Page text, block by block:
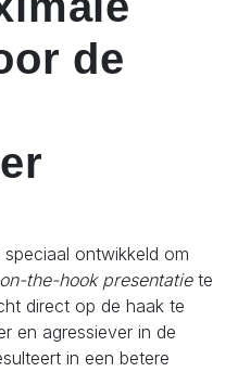
de
ontwikkeld om
the-hook presentatiete
direct op de haak te
en agressiever in de
in een betere